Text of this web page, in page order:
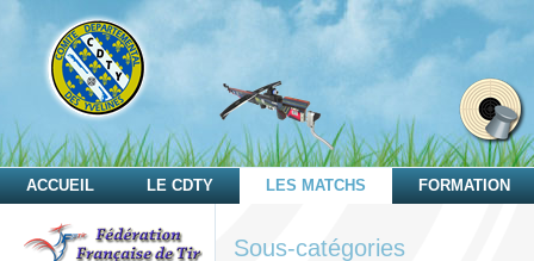
ACCUEIL LE CDTY LES MATCHS FORMATION
Sous-catégories